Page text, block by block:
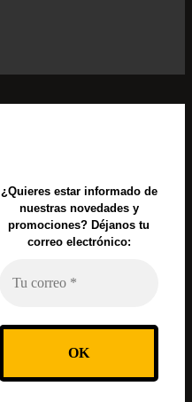
¿Quieres estar informado de
nuestras novedades y
promociones? Déjanos tu
correo electrónico: